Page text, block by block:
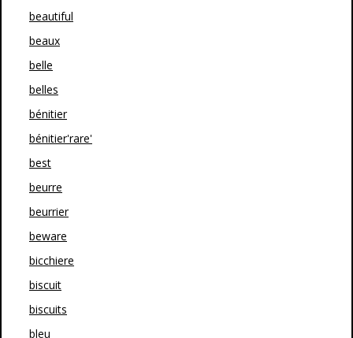
beautiful
beaux
belle
belles
bénitier
bénitier'rare'
best
beurre
beurrier
beware
bicchiere
biscuit
biscuits
bleu